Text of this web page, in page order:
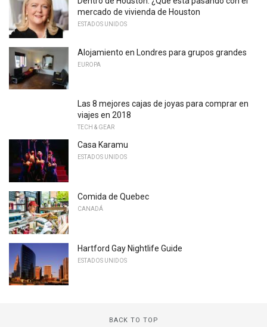
mercado de vivienda de Houston
ESTADOS UNIDOS
Alojamiento en Londres para grupos grandes
EUROPA
Las 8 mejores cajas de joyas para comprar en
viajes en 2018
TECH & GEAR
Casa Karamu
ESTADOS UNIDOS
Comida de Quebec
CANADÁ
Hartford Gay Nightlife Guide
ESTADOS UNIDOS
BACK TO TOP